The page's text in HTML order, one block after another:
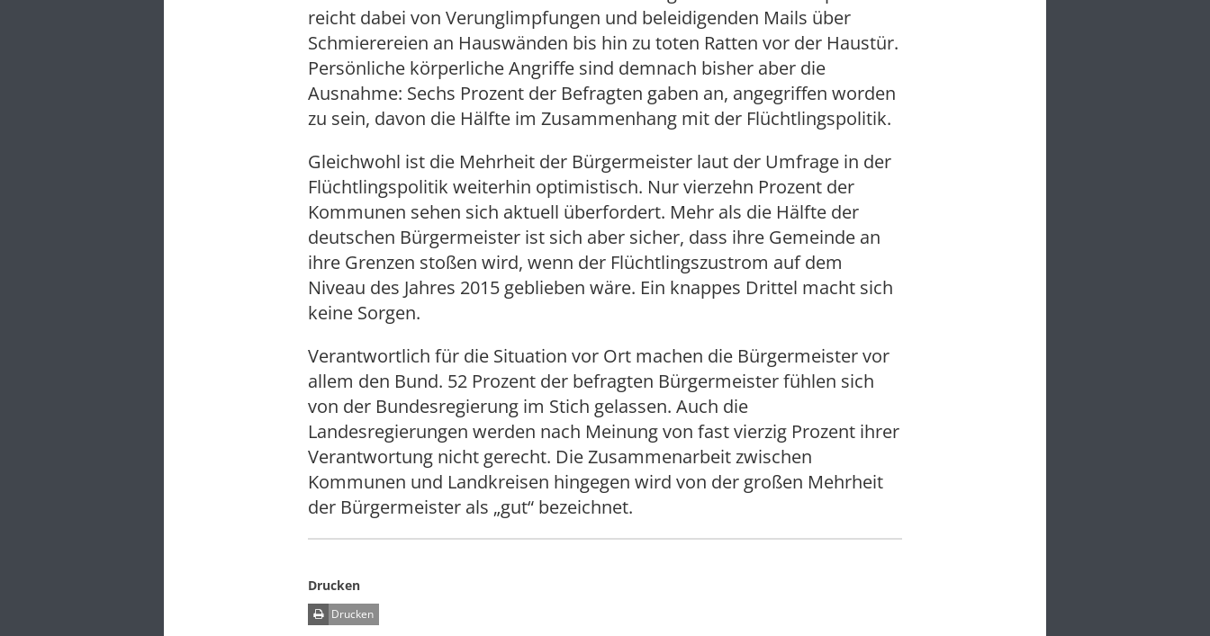
reicht dabei von Verunglimpfungen und beleidigenden Mails über
Schmierereien an Hauswänden bis hin zu toten Ratten vor der Haustür.
Persönliche körperliche Angriffe sind demnach bisher aber die
Ausnahme: Sechs Prozent der Befragten gaben an, angegriffen worden
zu sein, davon die Hälfte im Zusammenhang mit der Flüchtlingspolitik.
Gleichwohl ist die Mehrheit der Bürgermeister laut der Umfrage in der
Flüchtlingspolitik weiterhin optimistisch. Nur vierzehn Prozent der
Kommunen sehen sich aktuell überfordert. Mehr als die Hälfte der
deutschen Bürgermeister ist sich aber sicher, dass ihre Gemeinde an
ihre Grenzen stoßen wird, wenn der Flüchtlingszustrom auf dem
Niveau des Jahres 2015 geblieben wäre. Ein knappes Drittel macht sich
keine Sorgen.
Verantwortlich für die Situation vor Ort machen die Bürgermeister vor
allem den Bund. 52 Prozent der befragten Bürgermeister fühlen sich
von der Bundesregierung im Stich gelassen. Auch die
Landesregierungen werden nach Meinung von fast vierzig Prozent ihrer
Verantwortung nicht gerecht. Die Zusammenarbeit zwischen
Kommunen und Landkreisen hingegen wird von der großen Mehrheit
der Bürgermeister als „gut“ bezeichnet.
Drucken
Drucken